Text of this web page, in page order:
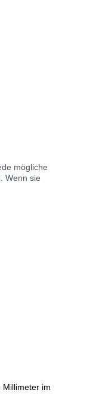
mögliche
Wenn sie
im